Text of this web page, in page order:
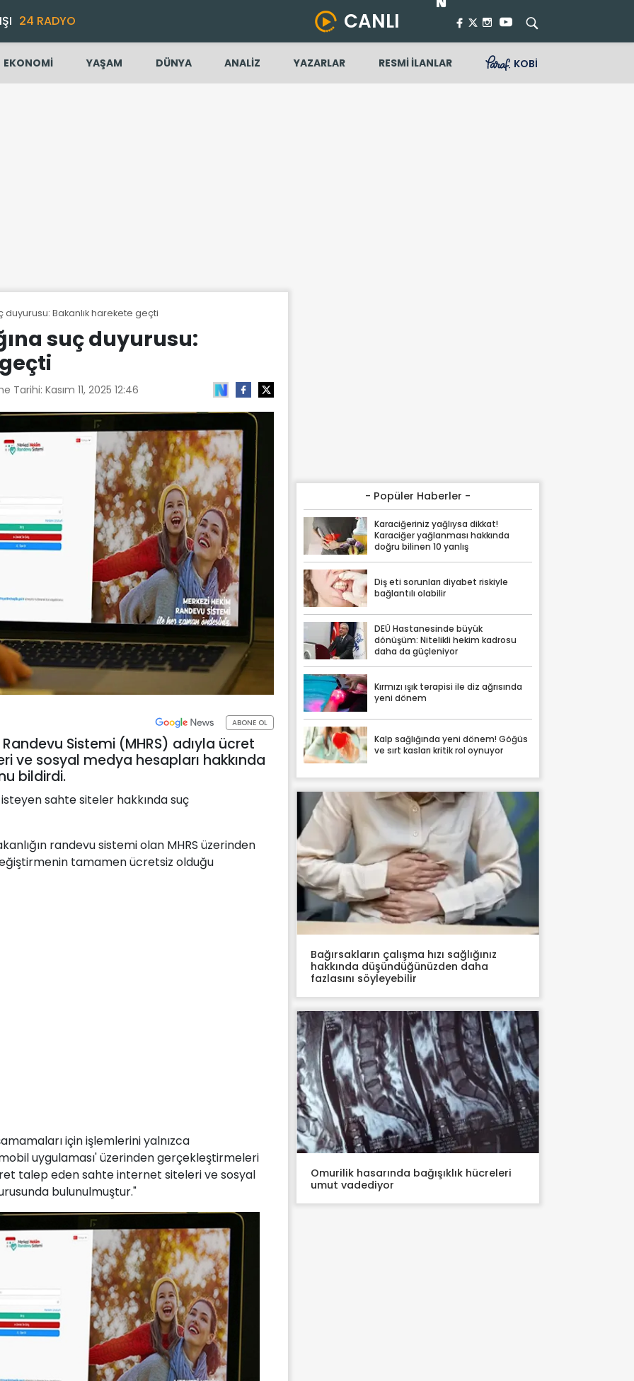
24 RADYO CANLI
EKONOMİ YAŞAM DÜNYA ANALİZ YAZARLAR RESMİ İLANLAR KOBİ
duyurusu: Bakanlık harekete geçti
suç duyurusu:
Tarihi: Kasım 11, 2025 12:46
ABONE OL
Randevu Sistemi (MHRS) adıyla ücret
ve sosyal medya hesapları hakkında
bildirdi.
isteyen sahte siteler hakkında suç
randevu sistemi olan MHRS üzerinden
tamamen ücretsiz olduğu
için işlemlerini yalnızca
uygulaması' üzerinden gerçekleştirmeleri
talep eden sahte internet siteleri ve sosyal
bulunulmuştur."
- Popüler Haberler -
Karaciğeriniz yağlıysa dikkat!
Karaciğer yağlanması hakkında
doğru bilinen 10 yanlış
Diş eti sorunları diyabet riskiyle
bağlantılı olabilir
DEÜ Hastanesinde büyük
dönüşüm: Nitelikli hekim kadrosu
daha da güçleniyor
Kırmızı ışık terapisi ile diz ağrısında
yeni dönem
Kalp sağlığında yeni dönem! Göğüs
ve sırt kasları kritik rol oynuyor
Bağırsakların çalışma hızı sağlığınız
hakkında düşündüğünüzden daha
fazlasını söyleyebilir
Omurilik hasarında bağışıklık hücreleri
umut vadediyor